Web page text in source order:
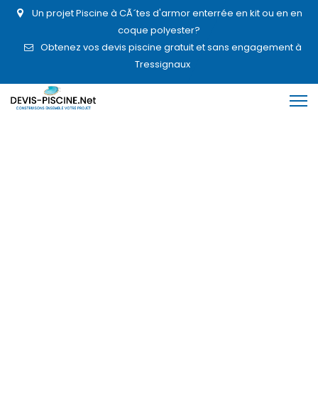
Un projet Piscine à CÃ´tes d'armor enterrée en kit ou en en
coque polyester?
Obtenez vos devis piscine gratuit et sans engagement à
Tressignaux